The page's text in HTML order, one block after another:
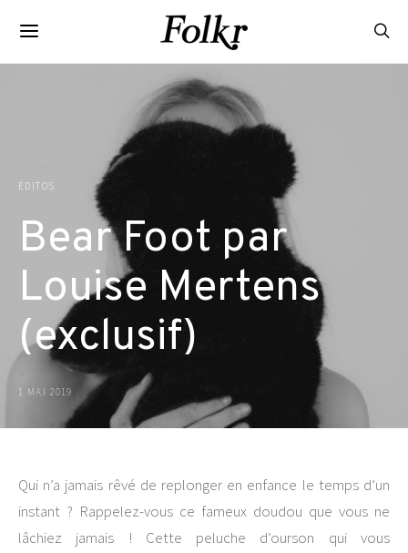
ÉDITOS
Bear Foot par
Louise Mertens
(exclusif)
1 MAI 2019
Qui n’a jamais rêvé de replonger en enfance le temps d’un
instant ? Rappelez-vous ce fameux doudou que vous ne
lâchiez jamais ! Cette peluche d’ourson qui vous